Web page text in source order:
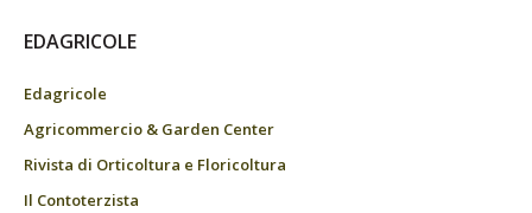
EDAGRICOLE
Edagricole
Agricommercio & Garden Center
Rivista di Orticoltura e Floricoltura
Il Contoterzista